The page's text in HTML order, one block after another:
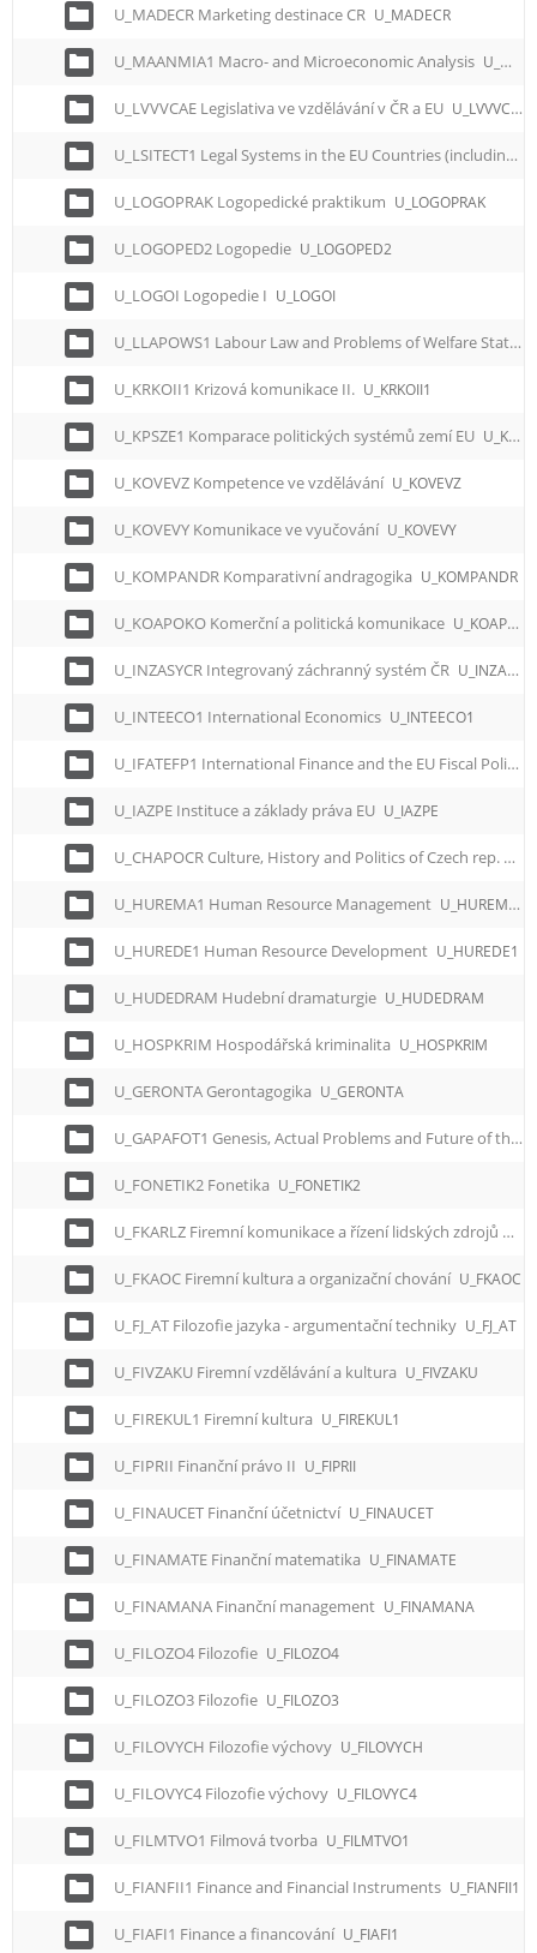
U_MADECR Marketing destinace CR U_MADECR
U_MAANMIA1 Macro- and Microeconomic Analysis U_MAANMIA1
U_LVVVCAE Legislativa ve vzdělávání v ČR a EU U_LVVVCAE
U_LSITECT1 Legal Systems in the EU Countries (including the Czech Republic)
U_LOGOPRAK Logopedické praktikum U_LOGOPRAK
U_LOGOPED2 Logopedie U_LOGOPED2
U_LOGOI Logopedie I U_LOGOI
U_LLAPOWS1 Labour Law and Problems of Welfare State in the EU Countries
U_KRKOII1 Krizová komunikace II. U_KRKOII1
U_KPSZE1 Komparace politických systémů zemí EU U_KPSZE1
U_KOVEVZ Kompetence ve vzdělávání U_KOVEVZ
U_KOVEVY Komunikace ve vyučování U_KOVEVY
U_KOMPANDR Komparativní andragogika U_KOMPANDR
U_KOAPOKO Komerční a politická komunikace U_KOAPOKO
U_INZASYCR Integrovaný záchranný systém ČR U_INZASYCR
U_INTEECO1 International Economics U_INTEECO1
U_IFATEFP1 International Finance and the EU Fiscal Policy
U_IAZPE Instituce a základy práva EU U_IAZPE
U_CHAPOCR Culture, History and Politics of Czech rep.
U_HUREMA1 Human Resource Management U_HUREMA1
U_HUREDE1 Human Resource Development U_HUREDE1
U_HUDEDRAM Hudební dramaturgie U_HUDEDRAM
U_HOSPKRIM Hospodářská kriminalita U_HOSPKRIM
U_GERONTA Gerontagogika U_GERONTA
U_GAPAFOT1 Genesis, Actual Problems and Future of the EU
U_FONETIK2 Fonetika U_FONETIK2
U_FKARLZ Firemní komunikace a řízení lidských zdrojů
U_FKAOC Firemní kultura a organizační chování U_FKAOC
U_FJ_AT Filozofie jazyka - argumentační techniky U_FJ_AT
U_FIVZAKU Firemní vzdělávání a kultura U_FIVZAKU
U_FIREKUL1 Firemní kultura U_FIREKUL1
U_FIPRII Finanční právo II U_FIPRII
U_FINAUCET Finanční účetnictví U_FINAUCET
U_FINAMATE Finanční matematika U_FINAMATE
U_FINAMANA Finanční management U_FINAMANA
U_FILOZO4 Filozofie U_FILOZO4
U_FILOZO3 Filozofie U_FILOZO3
U_FILOVYCH Filozofie výchovy U_FILOVYCH
U_FILOVYC4 Filozofie výchovy U_FILOVYC4
U_FILMTVO1 Filmová tvorba U_FILMTVO1
U_FIANFII1 Finance and Financial Instruments U_FIANFII1
U_FIAFI1 Finance a financování U_FIAFI1